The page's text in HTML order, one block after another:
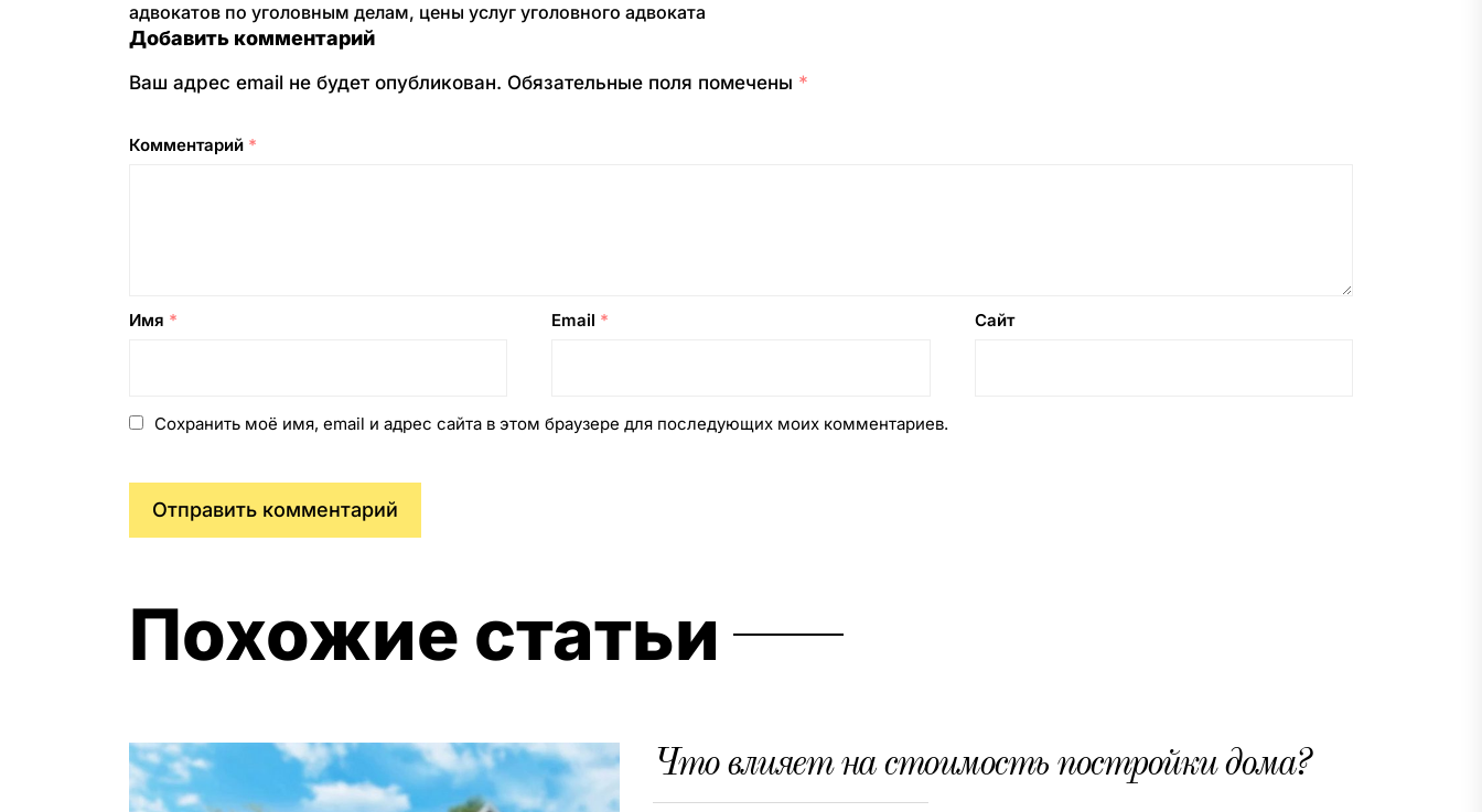
адвокатов по уголовным делам, цены услуг уголовного адвоката
Добавить комментарий
Ваш адрес email не будет опубликован. Обязательные поля помечены *
Комментарий *
Имя * Email * Сайт
Сохранить моё имя, email и адрес сайта в этом браузере для последующих моих комментариев.
Похожие статьи
Что влияет на стоимость постройки дома?